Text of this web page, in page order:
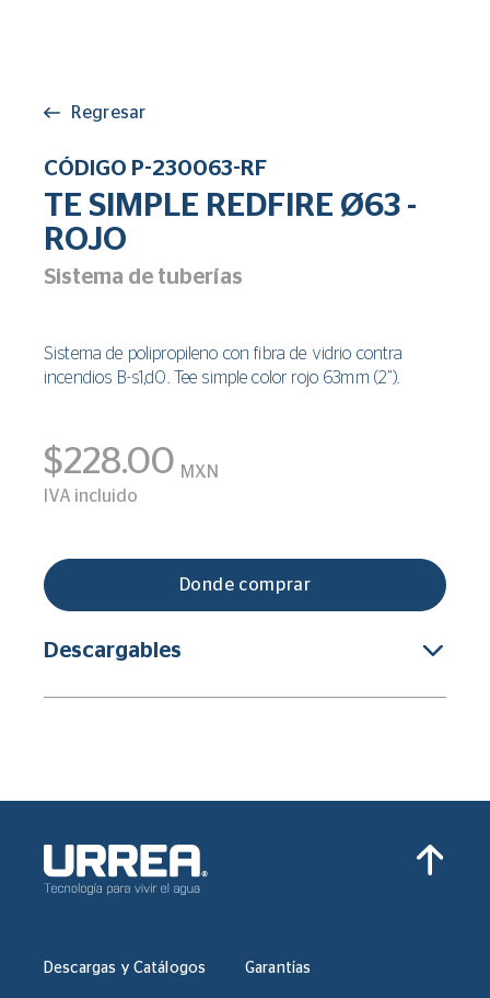
Regresar
CÓDIGO P-230063-RF
TE SIMPLE REDFIRE Ø63 -
ROJO
Sistema de tuberías
Sistema de polipropileno con fibra de vidrio contra
incendios B-s1,d0. Tee simple color rojo 63mm (2”).
$228.00 MXN
IVA incluido
Donde comprar
Descargables
Descargas y Catálogos Garantías